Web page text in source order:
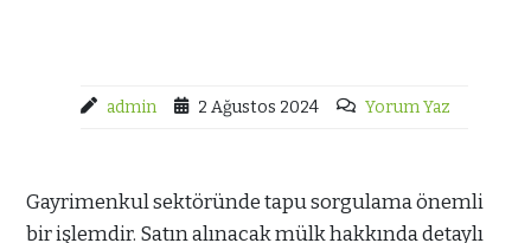
admin 2 Ağustos 2024 Yorum Yaz
Gayrimenkul sektöründe tapu sorgulama önemli
bir işlemdir. Satın alınacak mülk hakkında detaylı